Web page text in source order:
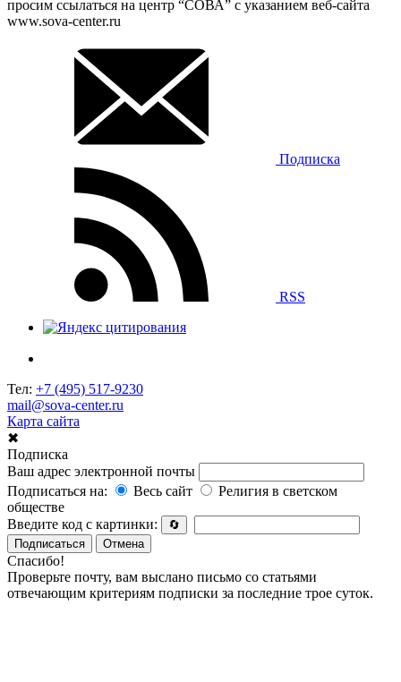
просим ссылаться на центр “СОВА” с указанием веб-сайта
www.sova-center.ru
Подписка
RSS
Тел: +7 (495) 517-9230
mail@sova-center.ru
Карта сайта
✖
Подписка
Ваш адрес электронной почты
Подписаться на:
Весь сайт
Религия в светском
обществе
Введите код с картинки:
🔄
Подписаться
Отмена
Спасибо!
Проверьте почту, вам выслано письмо со статьями
отвечающим критериям подписки за последние трое суток.